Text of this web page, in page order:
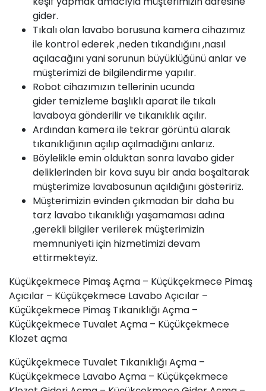
gider.
Tıkalı olan lavabo borusuna kamera cihazımız
ile kontrol ederek ,neden tıkandığını ,nasıl
açılacağını yani sorunun büyüklüğünü anlar ve
müşterimizi de bilgilendirme yapılır.
Robot cihazımızın tellerinin ucunda
gider temizleme başlıklı aparat ile tıkalı
lavaboya gönderilir ve tıkanıklık açılır.
Ardından kamera ile tekrar görüntü alarak
tıkanıklığının açılıp açılmadığını anlarız.
Böylelikle emin olduktan sonra lavabo gider
deliklerinden bir kova suyu bir anda boşaltarak
müşterimize lavabosunun açıldığını gösteririz.
Müşterimizin evinden çıkmadan bir daha bu
tarz lavabo tıkanıklığı yaşamaması adına
,gerekli bilgiler verilerek müşterimizin
memnuniyeti için hizmetimizi devam
ettirmekteyiz.
Küçükçekmece PimaşAçma – Küçükçekmece Pimaş
Açıcılar – Küçükçekmece Lavabo Açıcılar –
Küçükçekmece Pimaş Tıkanıklığı Açma –
Küçükçekmece Tuvalet Açma – Küçükçekmece
Klozet açma
Küçükçekmece Tuvalet TıkanıklığıAçma –
Küçükçekmece Lavabo Açma – Küçükçekmece